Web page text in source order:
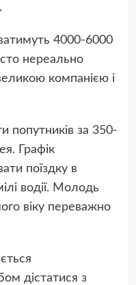
4000-6000
нереально
компанією і
попутників за 350-
Графік
поїздку в
водії. Молодь
віку переважно
дістатися з